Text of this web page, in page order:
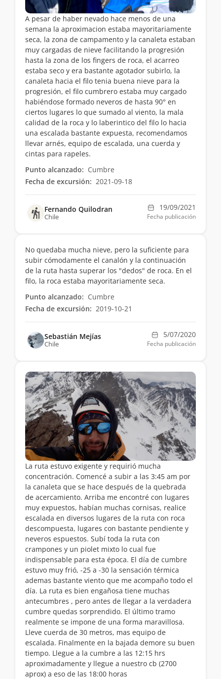
A pesar de haber nevado hace menos de una
semana la aproximacion estaba mayoritariamente
seca, la zona de campamento y la canaleta estaban
muy cargadas de nieve facilitando la progresión
hasta la zona de los fingers de roca, el acarreo
estaba seco y era bastante agotador subirlo, la
canaleta hacia el filo tenia buena nieve para la
progresión, el filo cumbrero estaba muy cargado
habiéndose formado neveros de hasta 90° en
ciertos lugares lo que sumado al viento, la mala
calidad de la roca y lo laberintico del filo lo hacia
una escalada bastante expuesta, recomendamos
llevar arnés, equipo de escalada, una cuerda y
cintas para rapeles.
Punto alcanzado: Cumbre
Fecha de excursión: 2021-09-18
Fernando Quilodran
Chile
19/09/2021
Fecha publicación
No quedaba mucha nieve, pero la suficiente para
subir cómodamente el canalón y la continuación
de la ruta hasta superar los "dedos" de roca. En el
filo, la roca estaba mayoritariamente seca.
Punto alcanzado: Cumbre
Fecha de excursión: 2019-10-21
Sebastián Mejías
Chile
5/07/2020
Fecha publicación
La ruta estuvo exigente y requirió mucha
concentración. Comencé a subir a las 3:45 am por
la canaleta que se hace después de la quebrada
de acercamiento. Arriba me encontré con lugares
muy expuestos, habían muchas cornisas, realice
escalada en diversos lugares de la ruta con roca
descompuesta, lugares con bastante pendiente y
neveros espuestos. Subí toda la ruta con
crampones y un piolet mixto lo cual fue
indispensable para esta época. El día de cumbre
estuvo muy frió, -25 a -30 la sensación térmica
ademas bastante viento que me acompaño todo el
día. La ruta es bien engañosa tiene muchas
antecumbres , pero antes de llegar a la verdadera
cumbre quedas sorprendido. El último tramo
realmente se impone de una forma maravillosa.
Lleve cuerda de 30 metros, mas equipo de
escalada. Finalmente en la bajada demore su buen
tiempo. Llegue a la cumbre a las 12:15 hrs
aproximadamente y llegue a nuestro cb (2700
aprox) a eso de las 18:00 horas